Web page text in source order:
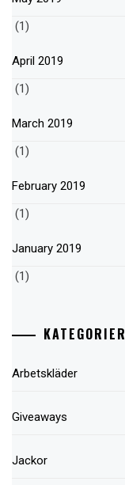
(1)
April 2019
(1)
March 2019
(1)
February 2019
(1)
January 2019
(1)
KATEGORIER
Arbetskläder
Giveaways
Jackor